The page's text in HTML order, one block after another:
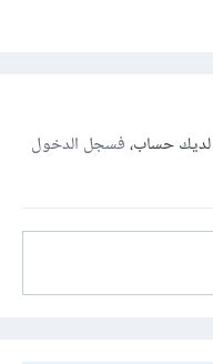
لديك حساب،فسجل الدخول